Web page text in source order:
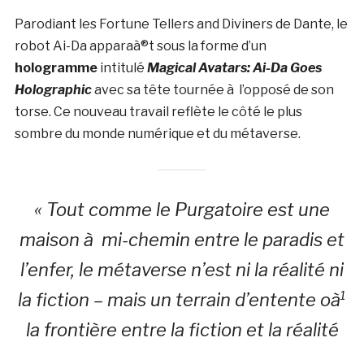
Parodiant les Fortune Tellers and Diviners de Dante, le
robot Ai-Da apparaà®t sous la forme d’un
hologrammeintitulé Magical Avatars: Ai-Da Goes
Holographicavec sa tête tournée à l’opposé de son
torse. Ce nouveau travail reflète le côté le plus
sombre du monde numérique et du métaverse.
« Tout comme le Purgatoire est une
maison à mi-chemin entre le paradis et
l’enfer, le métaverse n’est ni la réalité ni
la fiction – mais un terrain d’entente oà¹
la frontière entre la fiction et la réalité